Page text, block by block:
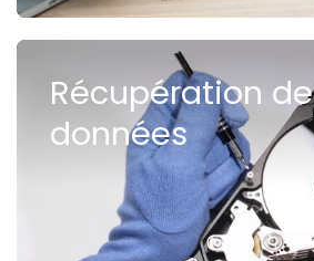
Récupération de
données